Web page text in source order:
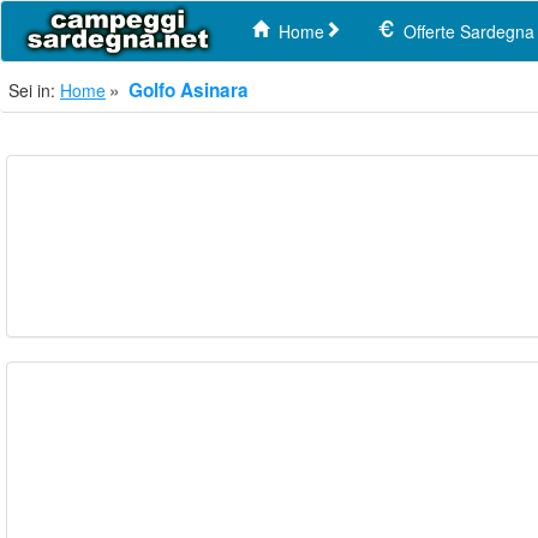
Home Offerte Sardegna
Sei in: Home Golfo Asinara